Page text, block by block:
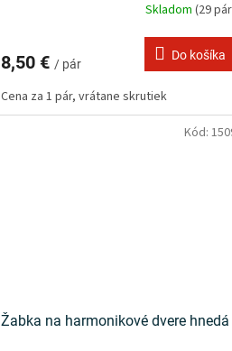
Skladom (29
8,50 € / pár
Do košíka
Cena za 1 pár, vrátane skrutiek
Žabka na harmonikové dvere hnedá
Kód: